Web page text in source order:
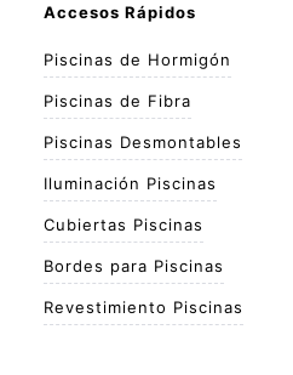
Accesos Rápidos
Piscinas de Hormigón
Piscinas de Fibra
Piscinas Desmontables
Iluminación Piscinas
Cubiertas Piscinas
Bordes para Piscinas
Revestimiento Piscinas